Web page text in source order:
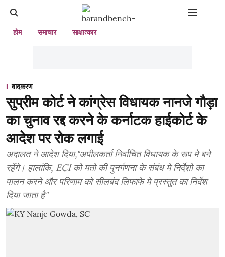
होम समाचार साक्षात्कार
वादकरण
सुप्रीम कोर्ट ने कांग्रेस विधायक नानजे गौड़ा
का चुनाव रद्द करने के कर्नाटक हाईकोर्ट के
आदेश पर रोक लगाई
अदालत ने आदेश दिया,"अपीलकर्ता निर्वाचित विधायक के रूप मे बने
रहेंगे। हालांकि, ECI को मतो की पुनर्गणना के संबंध मे निर्देशो का
पालन करने और परिणाम को सीलबंद लिफाफे मे प्रस्तुत का निर्देश
दिया जाता है"